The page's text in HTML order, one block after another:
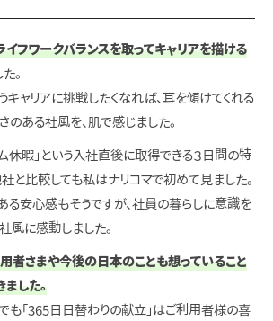
フワークバランスを取ってキャリアを描ける
。
ャリアに挑戦したくなれば、耳を傾けてくれる
のある社風を、肌で感じました。
休暇」という入社直後に取得できる３日間の特
と比較しても私はナリコマで初めて見ました。
る安心感もそうですが、社員の暮らしに意識を
風に感動しました。
者さまや今後の日本のことも想っていること
した。
も「365日日替わりの献立」はご利用者様の喜